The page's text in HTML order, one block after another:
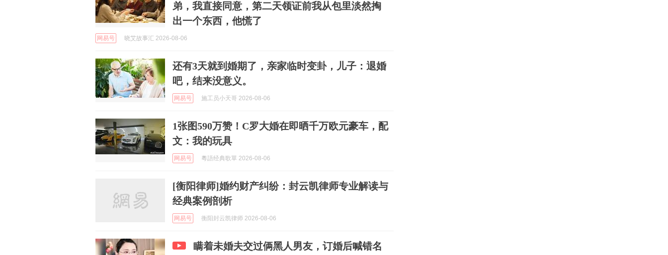
弟，我直接同意，第二天领证前我从包里淡然掏
出一个东西，他慌了
网易号 晓艾故事汇 2026-08-06
还有3天就到婚期了，亲家临时变卦，儿子：退婚
吧，结来没意义。
网易号 施工员小天哥 2026-08-06
1张图590万赞！C罗大婚在即晒千万欧元豪车，配
文：我的玩具
网易号 粵語经典歌單 2026-08-06
[衡阳律师]婚约财产纠纷：封云凯律师专业解读与
经典案例剖析
网易号 衡阳封云凯律师 2026-08-06
瞒着未婚夫交过俩黑人男友，订婚后喊错名